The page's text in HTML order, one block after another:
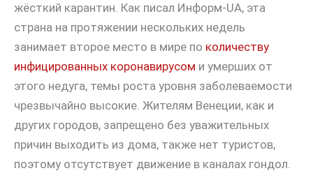
жёсткий карантин. Как писал Информ-UA, эта
страна на протяжении нескольких недель
занимает второе место в мире по количеству
инфицированных коронавирусом и умерших от
этого недуга, темы роста уровня заболеваемости
чрезвычайно высокие. Жителям Венеции, как и
других городов, запрещено без уважительных
причин выходить из дома, также нет туристов,
поэтому отсутствует движение в каналах гондол.